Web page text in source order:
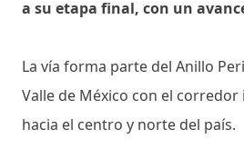
a su etapa final, con un
La vía forma parte del Anillo
Valle de México con el
hacia el centro y norte del país.